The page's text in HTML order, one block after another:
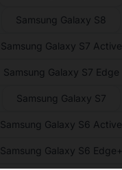
Samsung Galaxy S8
Samsung Galaxy S7 Active
Samsung Galaxy S7 Edge
Samsung Galaxy S7
Samsung Galaxy S6 Active
Samsung Galaxy S6 Edge+